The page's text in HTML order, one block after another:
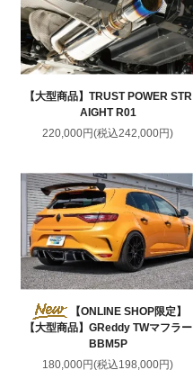
【大型商品】TRUST POWER STR
AIGHT R01
220,000円(税込242,000円)
【ONLINE SHOP限定】
【大型商品】GReddy TWマフラー
BBM5P
180,000円(税込198,000円)